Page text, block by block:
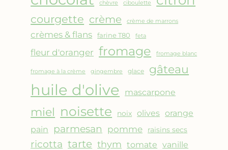
chèvre ciboulette
courgette crème crème de marrons
crèmes & flans farine T80 feta
fleur d'oranger fromage fromage blanc
fromage à la crème gingembre glace gâteau
huile d'olive mascarpone
miel noisette noix olives orange
pain
parmesan pomme raisins secs
ricotta tarte thym tomate vanille